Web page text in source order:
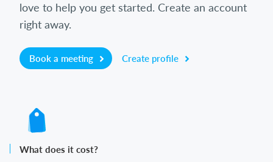
love to help you get started. Create an account
right away.
Book a meeting Create profile
What does it cost?